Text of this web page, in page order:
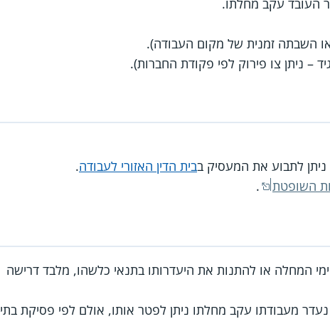
העובד עקב מחלתו.
השבתה זמנית של מקום העבודה).
ניתן צו פירוק לפי פקודת החברות).
לתבוע את המעסיק בבית הדין האזורי לעבודה.
השופטת .
המחלה או להתנות את היעדרותו בתנאי כלשהו, מלבד דרישה
מעבודתו עקב מחלתו ניתן לפטר אותו, אולם לפי פסיקת בתי